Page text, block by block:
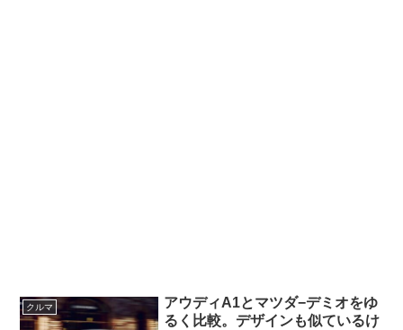
クルマ
アウディA1とマツダ−デミオをゆ
るく比較。デザインも似ているけ